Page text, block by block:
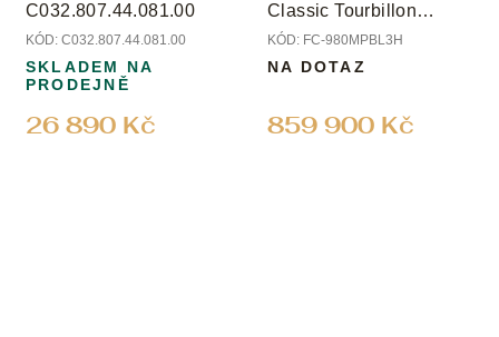
C032.807.44.081.00
KÓD: C032.807.44.081.00
26 890 Kč
SKLADEM NA
PRODEJNĚ
Classic Tourbillon
Manufacture Limited
KÓD: FC-980MPBL3H
859 900 Kč
NA DOTAZ